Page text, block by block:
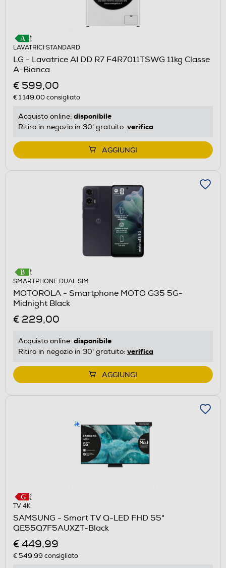
LAVATRICI STANDARD
LG - Lavatrice AI DD R7 F4R7011TSWG 11kg Classe
A-Bianca
€ 599,00
€ 1.149,00consigliato
Acquisto online: disponibile
Ritiro in negozio in 30' gratuito: verifica
AGGIUNGI
SMARTPHONE DUAL SIM
MOTOROLA - Smartphone MOTO G35 5G-
Midnight Black
€ 229,00
Acquisto online: disponibile
Ritiro in negozio in 30' gratuito: verifica
AGGIUNGI
TV 4K
SAMSUNG - Smart TV Q-LED FHD 55"
QE55Q7F5AUXZT-Black
€ 449,99
€ 549,99 consigliato